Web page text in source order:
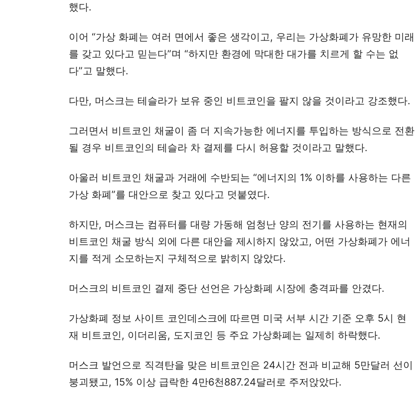
했다.
이어 “가상 화폐는 여러 면에서 좋은 생각이고, 우리는 가상화폐가 유망한 미래
를 갖고 있다고 믿는다”며 “하지만 환경에 막대한 대가를 치르게 할 수는 없
다”고 말했다.
다만, 머스크는 테슬라가 보유 중인 비트코인을 팔지 않을 것이라고 강조했다.
그러면서 비트코인 채굴이 좀 더 지속가능한 에너지를 투입하는 방식으로 전환
될 경우 비트코인의 테슬라 차 결제를 다시 허용할 것이라고 말했다.
아울러 비트코인 채굴과 거래에 수반되는 “에너지의 1% 이하를 사용하는 다른
가상 화폐”를 대안으로 찾고 있다고 덧붙였다.
하지만, 머스크는 컴퓨터를 대량 가동해 엄청난 양의 전기를 사용하는 현재의
비트코인 채굴 방식 외에 다른 대안을 제시하지 않았고, 어떤 가상화폐가 에너
지를 적게 소모하는지 구체적으로 밝히지 않았다.
머스크의 비트코인 결제 중단 선언은 가상화폐 시장에 충격파를 안겼다.
가상화폐 정보 사이트 코인데스크에 따르면 미국 서부 시간 기준 오후 5시 현
재 비트코인, 이더리움, 도지코인 등 주요 가상화폐는 일제히 하락했다.
머스크 발언으로 직격탄을 맞은 비트코인은 24시간 전과 비교해 5만달러 선이
붕괴됐고, 15% 이상 급락한 4만6천887.24달러로 주저앉았다.